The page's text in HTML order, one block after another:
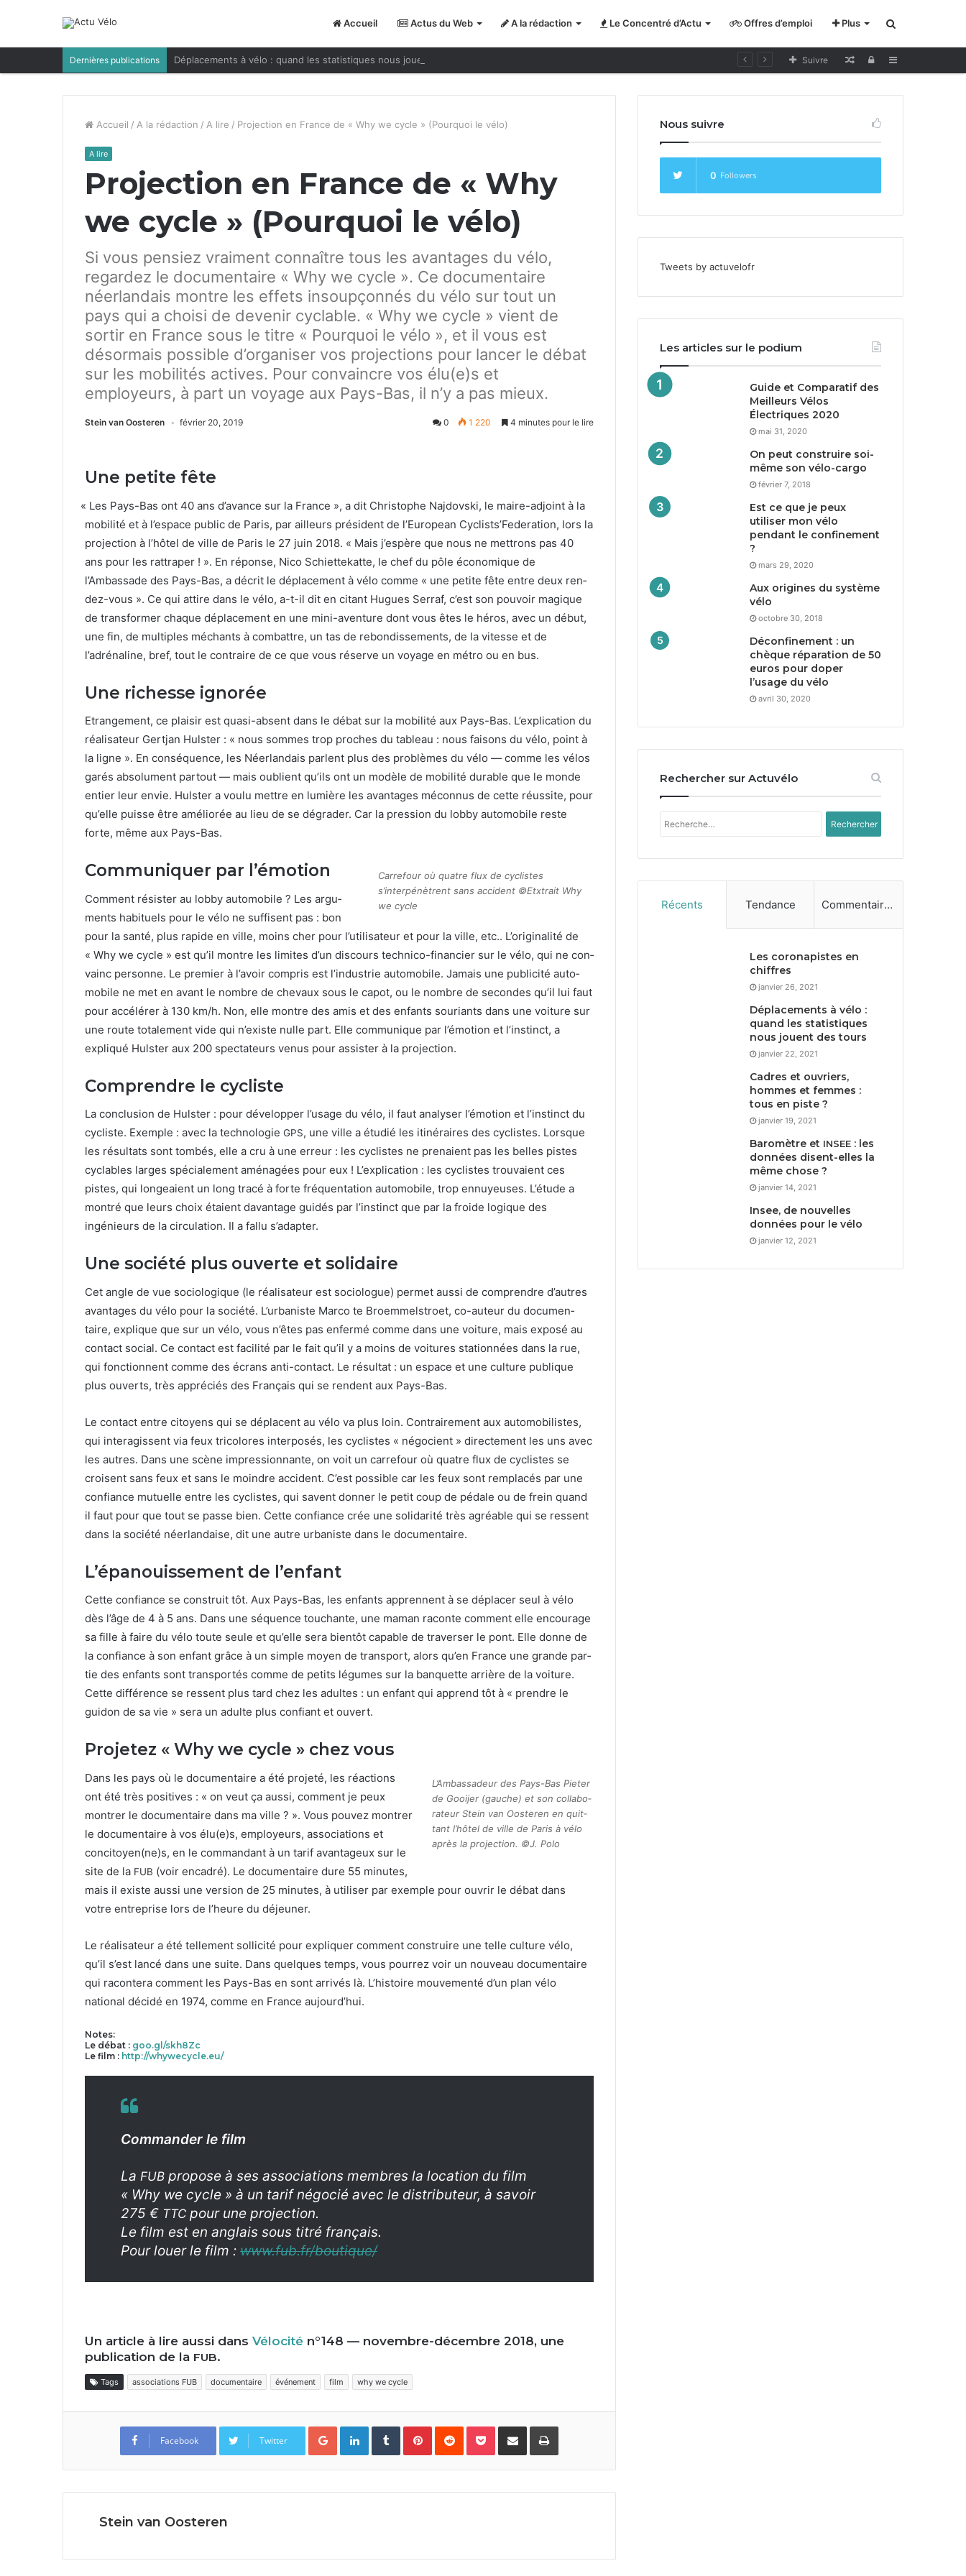
Accueil Actus du Web A la rédaction Le Concentré d’Actu Offres d’emploi Plus
Dernières publications Déplacements à vélo : quand les statistiques nous jouent des tours Sidebar
Se
Lecture
Suivre
Accueil / A la rédaction / A lire / Projection en France de « Why we cycle » (Pourquoi le vélo)
A lire
Projection en France de « Why
we cycle » (Pourquoi le vélo)
Si vous pensiez vraiment connaître tous les avantages du vélo,
regardez le documentaire « Why we cycle ». Ce documentaire
néerlandais montre les effets insoupçonnés du vélo sur tout un
pays qui a choisi de devenir cyclable. « Why we cycle » vient de
sortir en France sous le titre « Pourquoi le vélo », et il vous est
désormais possible d’organiser vos projections pour lancer le débat
sur les mobilités actives. Pour convaincre vos élu(e)s et
employeurs, à part un voyage aux Pays-Bas, il n’y a pas mieux.
Stein van Oosteren février 20, 2019 0 1 220 4 minutes pour le lire
Une petite fête
« Les Pays-Bas ont 40 ans d’avance sur la France », a dit Christophe Naj­dovs­ki, le maire-adjoint à la
mobil­ité et à l’espace pub­lic de Paris, par ailleurs prési­dent de l’European Cyclists’Federation, lors la
pro­jec­tion à l’hôtel de ville de Paris le 27 juin 2018. « Mais j’espère que nous ne met­trons pas 40
ans pour les rat­trap­er ! ». En réponse, Nico Schi­et­tekat­te, le chef du pôle économique de
l’Ambassade des Pays-Bas, a décrit le déplace­ment à vélo comme « une petite fête entre deux ren­
dez-vous ». Ce qui attire dans le vélo, a-t-il dit en citant Hugues Ser­raf, c’est son pou­voir mag­ique
de trans­former chaque déplace­ment en une mini-aven­ture dont vous êtes le héros, avec un début,
une fin, de mul­ti­ples méchants à com­bat­tre, un tas de rebondisse­ments, de la vitesse et de
l’adrénaline, bref, tout le con­traire de ce que vous réserve un voy­age en métro ou en bus.
Une richesse ignorée
Etrange­ment, ce plaisir est qua­si-absent dans le débat sur la mobil­ité aux Pays-Bas. L’explication du
réal­isa­teur Gert­jan Hul­ster : « nous sommes trop proches du tableau : nous faisons du vélo, point à
la ligne ». En con­séquence, les Néer­landais par­lent plus des prob­lèmes du vélo — comme les vélos
garés absol­u­ment partout — mais oublient qu’ils ont un mod­èle de mobil­ité durable que le monde
entier leur envie. Hul­ster a voulu met­tre en lumière les avan­tages mécon­nus de cette réus­site, pour
qu’elle puisse être améliorée au lieu de se dégrad­er. Car la pres­sion du lob­by auto­mo­bile reste
forte, même aux Pays-Bas.
Car­refour où qua­tre flux de cyclistes
s’interpénètrent sans acci­dent ©Etx­trait Why
we cycle
Communiquer par l’émotion
Com­ment résis­ter au lob­by auto­mo­bile ? Les argu­
ments habituels pour le vélo ne suff­isent pas : bon
pour la san­té, plus rapi­de en ville, moins cher pour l’utilisateur et pour la ville, etc.. L’originalité de
« Why we cycle » est qu’il mon­tre les lim­ites d’un dis­cours tech­ni­co-financier sur le vélo, qui ne con­
va­inc per­son­ne. Le pre­mier à l’avoir com­pris est l’industrie auto­mo­bile. Jamais une pub­lic­ité auto­
mo­bile ne met en avant le nom­bre de chevaux sous le capot, ou le nom­bre de sec­on­des qu’il lui faut
pour accélér­er à 130 km/h. Non, elle mon­tre des amis et des enfants souri­ants dans une voiture sur
une route totale­ment vide qui n’existe nulle part. Elle com­mu­nique par l’émotion et l’instinct, a
expliqué Hul­ster aux 200 spec­ta­teurs venus pour assis­ter à la pro­jec­tion.
Comprendre le cycliste
La con­clu­sion de Hul­ster : pour dévelop­per l’usage du vélo, il faut analyser l’émotion et l’instinct du
cycliste. Exem­ple : avec la tech­nolo­gie GPS, une ville a étudié les itinéraires des cyclistes. Lorsque
les résul­tats sont tombés, elle a cru à une erreur : les cyclistes ne pre­naient pas les belles pistes
cyclables larges spé­ciale­ment amé­nagées pour eux ! L’explication : les cyclistes trou­vaient ces
pistes, qui longeaient un long tracé à forte fréquen­ta­tion auto­mo­bile, trop ennuyeuses. L’étude a
mon­tré que leurs choix étaient davan­tage guidés par l’instinct que par la froide logique des
ingénieurs de la cir­cu­la­tion. Il a fal­lu s’adapter.
Une société plus ouverte et solidaire
Cet angle de vue soci­ologique (le réal­isa­teur est soci­o­logue) per­met aus­si de com­pren­dre d’autres
avan­tages du vélo pour la société. L’urbaniste Mar­co te Broem­mel­stroet, co-auteur du doc­u­men­
taire, explique que sur un vélo, vous n’êtes pas enfer­mé comme dans une voiture, mais exposé au
con­tact social. Ce con­tact est facil­ité par le fait qu’il y a moins de voitures sta­tion­nées dans la rue,
qui fonc­tion­nent comme des écrans anti-con­tact. Le résul­tat : un espace et une cul­ture publique
plus ouverts, très appré­ciés des Français qui se ren­dent aux Pays-Bas.
Le con­tact entre citoyens qui se dépla­cent au vélo va plus loin. Con­traire­ment aux auto­mo­bilistes,
qui inter­agis­sent via feux tri­col­ores inter­posés, les cyclistes « négo­cient » directe­ment les uns avec
les autres. Dans une scène impres­sion­nante, on voit un car­refour où qua­tre flux de cyclistes se
croisent sans feux et sans le moin­dre acci­dent. C’est pos­si­ble car les feux sont rem­placés par une
con­fi­ance mutuelle entre les cyclistes, qui savent don­ner le petit coup de pédale ou de frein quand
il faut pour que tout se passe bien. Cette con­fi­ance crée une sol­i­dar­ité très agréable qui se ressent
dans la société néer­landaise, dit une autre urban­iste dans le doc­u­men­taire.
L’épanouissement de l’enfant
Cette con­fi­ance se con­stru­it tôt. Aux Pays-Bas, les enfants appren­nent à se déplac­er seul à vélo
dès l’âge de 4 à 5 ans. Dans une séquence touchante, une maman racon­te com­ment elle encour­age
sa fille à faire du vélo toute seule et qu’elle sera bien­tôt capa­ble de tra­vers­er le pont. Elle donne de
la con­fi­ance à son enfant grâce à un sim­ple moyen de trans­port, alors qu’en France une grande par­
tie des enfants sont trans­portés comme de petits légumes sur la ban­quette arrière de la voiture.
Cette dif­férence se ressent plus tard chez les adultes : un enfant qui apprend tôt à « pren­dre le
guidon de sa vie » sera un adulte plus con­fi­ant et ouvert.
Projetez « Why we cycle » chez vous
L’Ambassadeur des Pays-Bas Pieter
de Gooi­jer (gauche) et son col­lab­o­
ra­teur Stein van Oost­eren en quit­
tant l’hôtel de ville de Paris à vélo
après la pro­jec­tion. ©J. Polo
Dans les pays où le doc­u­men­taire a été pro­jeté, les réac­tions
ont été très pos­i­tives : « on veut ça aus­si, com­ment je peux
mon­tr­er le doc­u­men­taire dans ma ville ? ». Vous pou­vez mon­tr­er
le doc­u­men­taire à vos élu(e)s, employeurs, asso­ci­a­tions et
concitoyen(ne)s, en le com­man­dant à un tarif avan­tageux sur le
site de la FUB (voir encadré). Le doc­u­men­taire dure 55 min­utes,
mais il existe aus­si une ver­sion de 25 min­utes, à utilis­er par exem­ple pour ouvrir le débat dans
votre entre­prise lors de l’heure du déje­uner.
Le réal­isa­teur a été telle­ment sol­lic­ité pour expli­quer com­ment con­stru­ire une telle cul­ture vélo,
qu’il s’est lancé dans une suite. Dans quelques temps, vous pour­rez voir un nou­veau doc­u­men­taire
qui racon­tera com­ment les Pays-Bas en sont arrivés là. L’histoire mou­ve­men­té d’un plan vélo
nation­al décidé en 1974, comme en France aujourd’hui.
Notes:
Le débat : goo.gl/skh8Zc
Le film : http://whywecycle.eu/
Com­man­der le film
La FUB pro­pose à ses asso­ci­a­tions mem­bres la loca­tion du film
« Why we cycle » à un tarif négo­cié avec le dis­trib­u­teur, à savoir
275 € TTC pour une pro­jec­tion.
Le film est en anglais sous titré français.
Pour louer le film : www.fub.fr/boutique/
Un article à lire aussi dans Vélocité n°148 — novembre-décembre 2018, une
publication de la FUB.
Tags associations FUB documentaire événement film why we cycle
Facebook Twitter
Google+LinkedInTumblr PinterestReddit Pocket Partager par courriel
Stein van Oosteren
Nous suivre
0 Followers
Tweets by actuvelofr
Les articles sur le podium
Guide et Comparatif des
Meilleurs Vélos
Électriques2020
mai 31, 2020
On peut construire soi-
même son vélo-cargo
février 7, 2018
Est ce que je peux
utiliser mon vélo
pendant le confinement
?
mars 29, 2020
Aux origines du système
vélo
octobre 30, 2018
Déconfinement : un
chèque réparation de50
euros pour doper
l’usage du vélo
avril 30, 2020
Rechercher sur Actuvélo
Rechercher :
Récents Tendance Commentaires
Les coronapistes en
chiffres
janvier 26, 2021
Déplacements à vélo :
quand les statistiques
nous jouent des tours
janvier 22, 2021
Cadres et ouvriers,
hommes et femmes :
tous en piste ?
janvier 19, 2021
Baromètre et INSEE : les
données disent-elles la
même chose ?
janvier 14, 2021
Insee, de nouvelles
données pour le vélo
janvier 12, 2021